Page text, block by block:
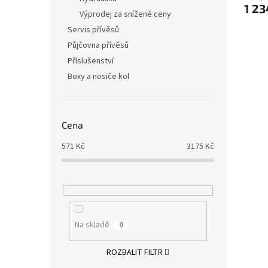
Výprodej za snížené ceny
Servis přívěsů
Půjčovna přívěsů
Příslušenství
Boxy a nosiče kol
Cena
571 Kč 3175 Kč
Na skladě 0
ROZBALIT FILTR
1